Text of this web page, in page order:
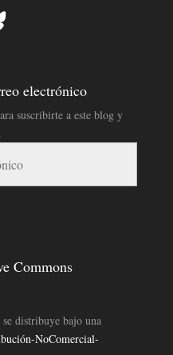
electrónico
suscribirte a este blog y
Commons
se distribuye bajo una
NoComercial-